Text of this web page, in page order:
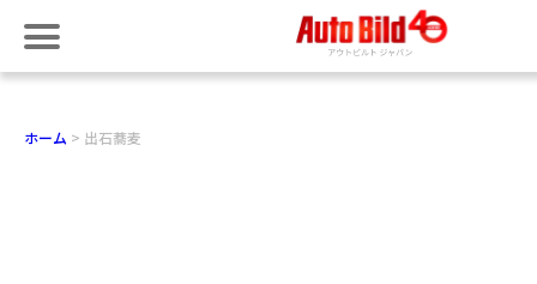
ホーム 出石蕎麦